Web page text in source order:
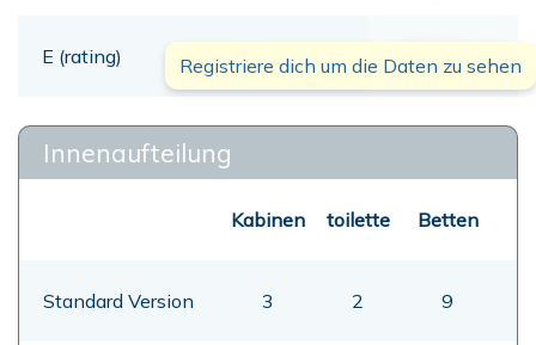
E (rating) 00,00 mt
Registriere dich um die Daten zu sehen
Innenaufteilung
Kabinen toilette Betten
Standard Version 3 2 9